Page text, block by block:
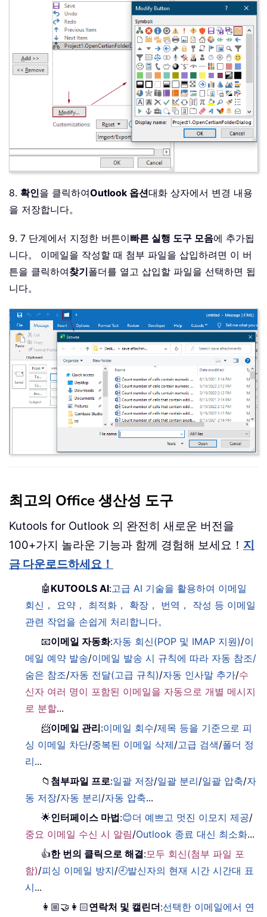
8. 확인을 클릭하여Outlook 옵션대화 상자에서 변경 내용
을 저장합니다。
9. 7 단계에서 지정한 버튼이빠른 실행 도구 모음에 추가됩
니다。 이메일을 작성할 때 첨부 파일을 삽입하려면 이 버
튼을 클릭하여찾기폴더를 열고 삽입할 파일을 선택하면 됩
니다。
최고의 Office 생산성 도구
Kutools for Outlook 의 완전히 새로운 버전을
100+가지 놀라운 기능과 함께 경험해 보세요！ 지
금 다운로드하세요！
🤖 KUTOOLS AI:고급 AI 기술을 활용하여 이메일
회신， 요약， 최적화， 확장， 번역， 작성 등 이메일
관련 작업을 손쉽게 처리합니다。
📧이메일 자동화:자동 회신(POP 및 IMAP 지원)/이
메일 예약 발송/이메일 발송 시 규칙에 따라 자동 참조/
숨은 참조/자동 전달(고급 규칙)/자동 인사말 추가/수
신자 여러 명이 포함된 이메일을 자동으로 개별 메시지
로 분할...
📨이메일 관리:이메일 회수/제목 등을 기준으로 피
싱 이메일 차단/중복된 이메일 삭제/고급 검색/폴더 정
리...
📁 첨부파일 프로:일괄 저장/일괄 분리/일괄 압축/자
동 저장/자동 분리/자동 압축...
🌟인터페이스 마법:😊더 예쁘고 멋진 이모지 제공/
중요 이메일 수신 시 알림/Outlook 종료 대신 최소화...
👍한 번의 클릭으로 해결:모두 회신(첨부 파일 포
함)/피싱 이메일 방지/🕘발신자의 현재 시간 시간대 표
시...
👩🏼‍🤝‍👩🏻연락처 및 캘린더:선택한 이메일에서 연